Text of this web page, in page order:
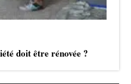
doit être rénovée ?